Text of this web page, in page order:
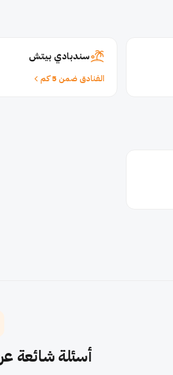
سندبادي بيتش
الفنادق ضمن 5 كم
أسئلة شائعة